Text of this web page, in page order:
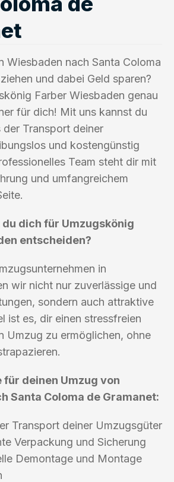
Wiesbaden nach Santa Coloma
und dabei Geld sparen?
Farber Wiesbaden genau
für dich! Mit uns kannst du
der Transport deiner
und kostengünstig
Team steht dir mit
und umfangreichem
dich für Umzugskönig
entscheiden?
in
wir nicht nur zuverlässige und
sondern auch attraktive
ist es, dir einen stressfreien
Umzug zu ermöglichen, ohne
für deinen Umzug von
Santa Coloma de Gramanet:
Transport deiner Umzugsgüter
Verpackung und Sicherung
Demontage und Montage